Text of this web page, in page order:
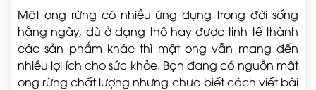
Mật ong rừng có nhiều ứng dụng trong đời sống
hằng ngày, dù ở dạng thô hay được tinh tế thành
các sản phẩm khác thì mật ong vẫn mang đến
nhiều lợi ích cho sức khỏe. Bạn đang có nguồn mật
ong rừng chất lượng nhưng chưa biết cách viết bài